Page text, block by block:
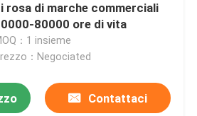
rosa di marche commerciali
80000 ore di vita
：1 insieme
：Negociated
Contattaci